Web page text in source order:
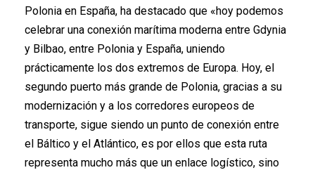
Polonia en España, ha destacado que «hoy podemos
celebrar una conexión marítima moderna entre Gdynia
y Bilbao, entre Polonia y España, uniendo
prácticamente los dos extremos de Europa. Hoy, el
segundo puerto más grande de Polonia, gracias a su
modernización y a los corredores europeos de
transporte, sigue siendo un punto de conexión entre
el Báltico y el Atlántico, es por ellos que esta ruta
representa mucho más que un enlace logístico, sino